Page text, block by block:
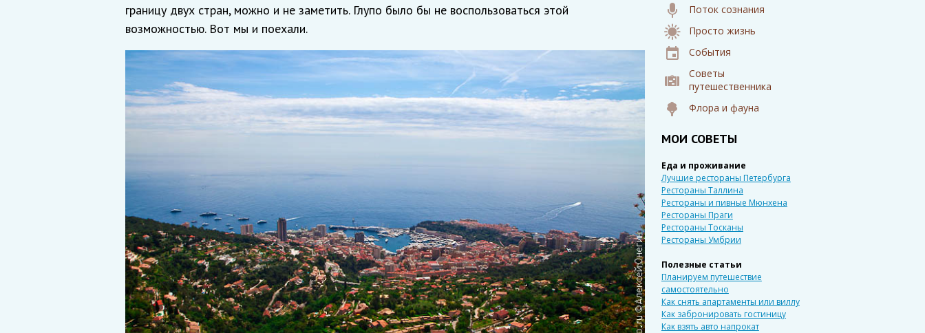
границу двух стран, можно и не заметить. Глупо было бы не воспользоваться этой
возможностью. Вот мы и поехали.
Поток сознания
Просто жизнь
События
Советы
путешественника
Флора и фауна
МОИ СОВЕТЫ
Еда и проживание
Лучшие рестораны Петербурга
Рестораны Таллина
Рестораны и пивные Мюнхена
Рестораны Праги
Рестораны Тосканы
Рестораны Умбрии
Полезные статьи
Планируем путешествие
самостоятельно
Как снять апартаменты или виллу
Как забронировать гостиницу
Как взять авто напрокат